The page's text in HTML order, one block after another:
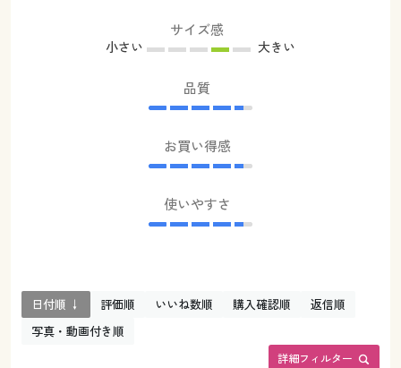
よくある質問とお問い合わせ
サイズ感
小さい 大きい
品質
お買い得感
使いやすさ
詳細フィルター
日付順 ↓ 評価順 いいね数順 購入確認順
返信順
写真・動画付き順